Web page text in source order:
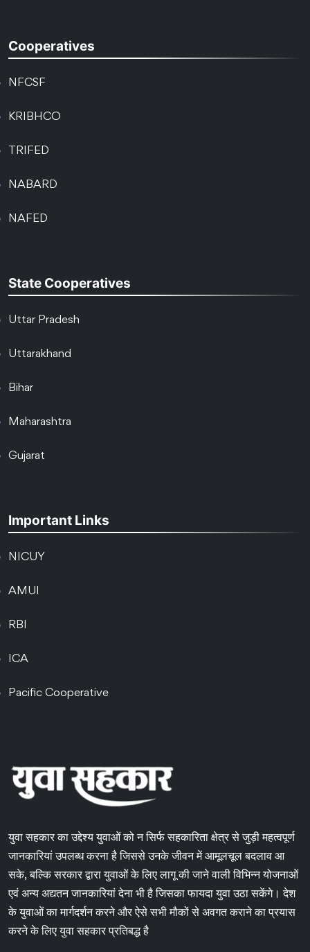
Cooperatives
NFCSF
KRIBHCO
TRIFED
NABARD
NAFED
State Cooperatives
Uttar Pradesh
Uttarakhand
Bihar
Maharashtra
Gujarat
Important Links
NICUY
AMUI
RBI
ICA
Pacific Cooperative
युवा सहकार का उद्देश्य युवाओं को न सिर्फ सहकारिता क्षेत्र से जुड़ी महत्वपूर्ण
जानकारियां उपलब्ध करना है जिससे उनके जीवन में आमूलचूल बदलाव आ
सके, बल्कि सरकार द्वारा युवाओं के लिए लागू की जाने वाली विभिन्न योजनाओं
एवं अन्य अद्यतन जानकारियां देना भी है जिसका फायदा युवा उठा सकेंगे। देश
के युवाओं का मार्गदर्शन करने और ऐसे सभी मौकों से अवगत कराने का प्रयास
करने के लिए युवा सहकार प्रतिबद्ध है